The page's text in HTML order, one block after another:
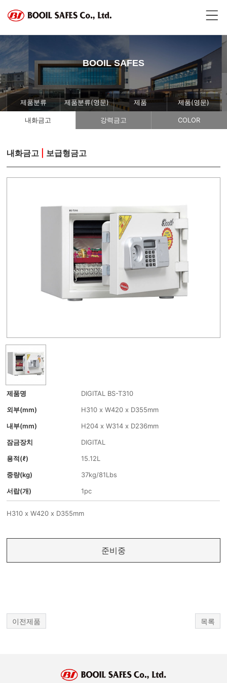
BOOIL SAFES
제품분류 제품분류(영문) 제품 제품(영문)
내화금고 강력금고 COLOR
내화금고 보급형금고
제품명
DIGITAL BS-T310
외부(mm)
H310 x W420 x D355mm
내부(mm)
H204 x W314 x D236mm
잠금장치
DIGITAL
용적(ℓ)
15.12L
중량(kg)
37kg/81Lbs
서랍(개)
1pc
H310 x W420 x D355mm
준비중
이전제품 목록